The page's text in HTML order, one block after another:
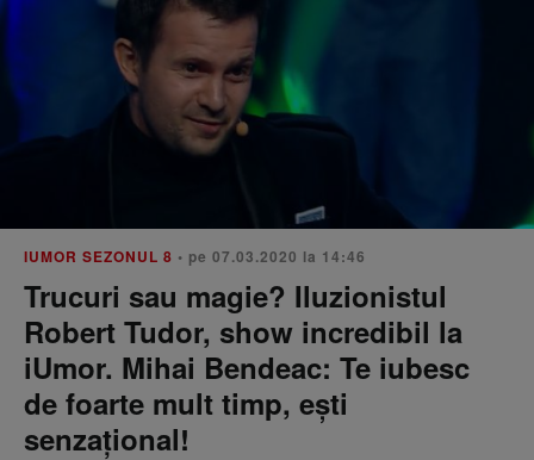
IUMOR SEZONUL 8 • pe 07.03.2020 la 14:46
Trucuri sau magie? Iluzionistul
Robert Tudor, show incredibil la
iUmor. Mihai Bendeac: Te iubesc
de foarte mult timp, ești
senzațional!